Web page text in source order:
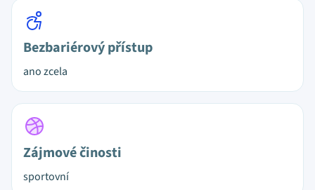
Bezbariérový přístup
ano zcela
Zájmové činosti
sportovní